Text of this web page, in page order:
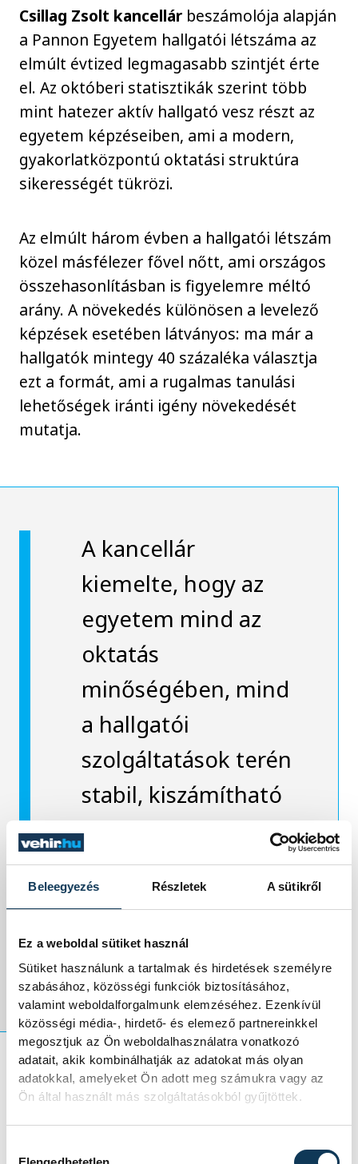
Beleegyezés Részletek A sütikről
Ez a weboldal sütiket használ
Sütiket használunk a tartalmak és hirdetések személyre
szabásához, közösségi funkciók biztosításához,
valamint weboldalforgalmunk elemzéséhez. Ezenkívül
közösségi média-, hirdető- és elemező partnereinkkel
megosztjuk az Ön weboldalhasználatra vonatkozó
adatait, akik kombinálhatják az adatokat más olyan
adatokkal, amelyeket Ön adott meg számukra vagy az
Ön által használt más szolgáltatásokból gyűjtöttek.
Csillag Zsolt kancellár beszámolója alapján
a Pannon Egyetem hallgatói létszáma az
elmúlt évtized legmagasabb szintjét érte
el. Az októberi statisztikák szerint több
mint hatezer aktív hallgató vesz részt az
egyetem képzéseiben, ami a modern,
gyakorlatközpontú oktatási struktúra
sikerességét tükrözi.
Az elmúlt három évben a hallgatói létszám
közel másfélezer fővel nőtt, ami országos
összehasonlításban is figyelemre méltó
arány. A növekedés különösen a levelező
képzések esetében látványos: ma már a
hallgatók mintegy 40 százaléka választja
ezt a formát, ami a rugalmas tanulási
lehetőségek iránti igény növekedését
mutatja.
A kancellár
kiemelte, hogy az
egyetem mind az
oktatás
minőségében, mind
a hallgatói
szolgáltatások terén
stabil, kiszámítható
működést biztosít,
és ezzel tovább
erősíti pozícióját a
hazai felsőoktatási
szektorban.
A Pannon Egyetem idén először vett részt